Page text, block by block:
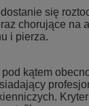
się
chorujące na
i pierza.
kątem